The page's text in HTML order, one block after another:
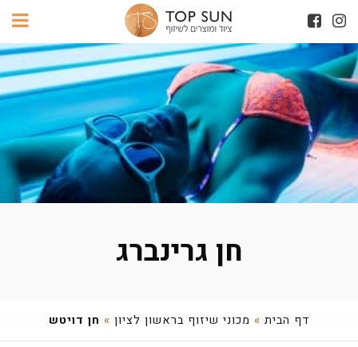
חן גרינברג
דף הבית » מכוני שיזוף בראשון לציון » חן דויטש